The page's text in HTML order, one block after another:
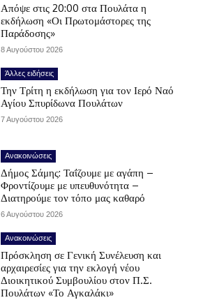
Απόψε στις 20:00 στα Πουλάτα η
εκδήλωση «Οι Πρωτομάστορες της
Παράδοσης»
8 Αυγούστου 2026
Άλλες ειδήσεις
Την Τρίτη η εκδήλωση για τον Ιερό Ναό
Αγίου Σπυρίδωνα Πουλάτων
7 Αυγούστου 2026
Ανακοινώσεις
Δήμος Σάμης: Ταΐζουμε με αγάπη –
Φροντίζουμε με υπευθυνότητα –
Διατηρούμε τον τόπο μας καθαρό
6 Αυγούστου 2026
Ανακοινώσεις
Πρόσκληση σε Γενική Συνέλευση και
αρχαιρεσίες για την εκλογή νέου
Διοικητικού Συμβουλίου στον Π.Σ.
Πουλάτων «Το Αγκαλάκι»